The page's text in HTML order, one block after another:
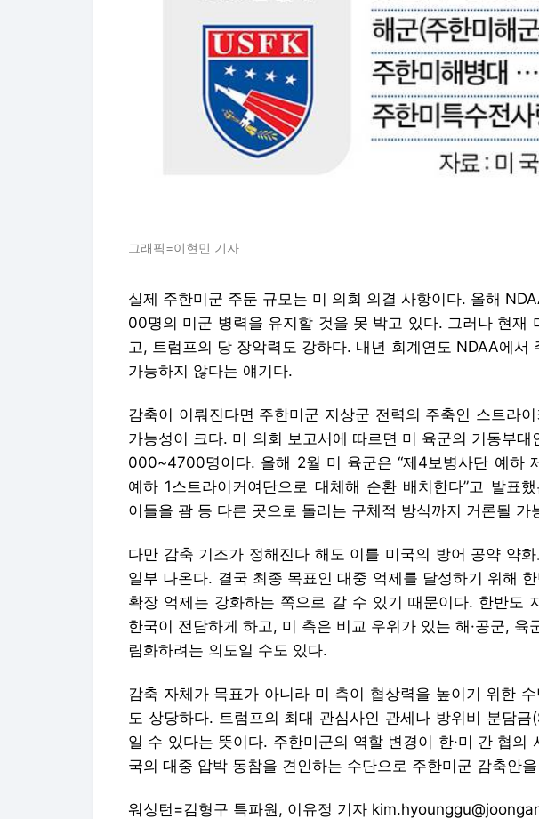
그래픽=이현민 기자
실제 주한미군 주둔 규모는 미 의회 의결 사항이다. 올해
00명의 미군 병력을 유지할 것을 못 박고 있다. 그러나 현재
고, 트럼프의 당 장악력도 강하다. 내년 회계연도 NDAA에서
가능하지 않다는 얘기다.
감축이 이뤄진다면 주한미군 지상군 전력의 주축인 스트라
가능성이 크다. 미 의회 보고서에 따르면 미 육군의 기동부
000~4700명이다. 올해 2월 미 육군은 “제4보병사단 예하
예하 1스트라이커여단으로 대체해 순환 배치한다”고 발표
이들을 괌 등 다른 곳으로 돌리는 구체적 방식까지 거론될 가
다만 감축 기조가 정해진다 해도 이를 미국의 방어 공약 약
일부 나온다. 결국 최종 목표인 대중 억제를 달성하기 위해
확장 억제는 강화하는 쪽으로 갈 수 있기 때문이다. 한반도
한국이 전담하게 하고, 미 측은 비교 우위가 있는 해·공군, 육
림화하려는 의도일 수도 있다.
감축 자체가 목표가 아니라 미 측이 협상력을 높이기 위한
도 상당하다. 트럼프의 최대 관심사인 관세나 방위비 분담
일 수 있다는 뜻이다. 주한미군의 역할 변경이 한·미 간 협의
국의 대중 압박 동참을 견인하는 수단으로 주한미군 감축안
워싱턴=김형구 특파원, 이유정 기자